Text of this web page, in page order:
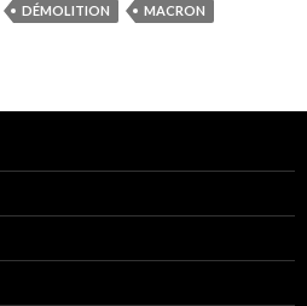
DÉMOLITION
MACRON